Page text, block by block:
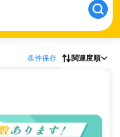
条件保存 関連度順